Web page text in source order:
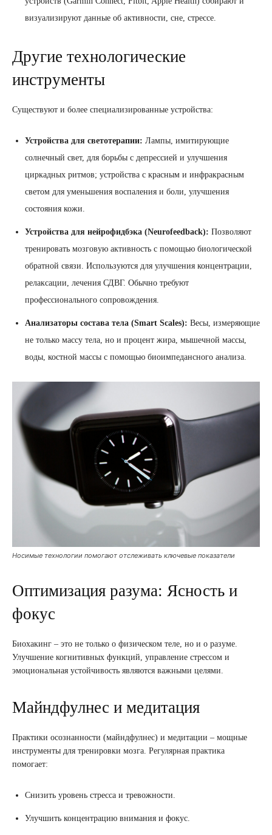
визуализируют данные об активности, сне, стрессе.
Другие технологические
инструменты
Существуют и более специализированные устройства:
Устройства для светотерапии: Лампы, имитирующие
солнечный свет, для борьбы с депрессией и улучшения
циркадных ритмов; устройства с красным и инфракрасным
светом для уменьшения воспаления и боли, улучшения
состояния кожи.
Устройства для нейрофидбэка (Neurofeedback): Позволяют
тренировать мозговую активность с помощью биологической
обратной связи. Используются для улучшения концентрации,
релаксации, лечения СДВГ. Обычно требуют
профессионального сопровождения.
Анализаторы состава тела (Smart Scales): Весы, измеряющие
не только массу тела, но и процент жира, мышечной массы,
воды, костной массы с помощью биоимпедансного анализа.
Носимые технологии помогают отслеживать ключевые показатели
Оптимизация разума: Ясность и
фокус
Биохакинг – это не только о физическом теле, но и о разуме.
Улучшение когнитивных функций, управление стрессом и
эмоциональная устойчивость являются важными целями.
Майндфулнес и медитация
Практики осознанности (майндфулнес) и медитации – мощные
инструменты для тренировки мозга. Регулярная практика
помогает:
Снизить уровень стресса и тревожности.
Улучшить концентрацию внимания и фокус.